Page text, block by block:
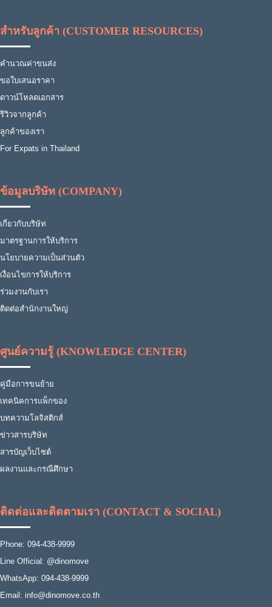
สำหรับลูกค้า (CUSTOMER RESOURCES)
คำนวณค่าขนส่ง
ขอใบเสนอราคา
ดาวน์โหลดเอกสาร
รีวิวจากลูกค้า
ลูกค้าของเรา
For Expats in Thailand
ข้อมูลบริษัท (COMPANY)
เกี่ยวกับบริษัท
มาตรฐานการให้บริการ
นโยบายความเป็นส่วนตัว
เงื่อนไขการให้บริการ
ร่วมงานกับเรา
ติดต่อสำนักงานใหญ่
ศูนย์ความรู้ (KNOWLEDGE CENTER)
คู่มือการขนย้าย
เทคนิคการแพ็กของ
บทความโลจิสติกส์
ข่าวสารบริษัท
สารบัญเว็บไซต์
ผลงานและกรณีศึกษา
ติดต่อและติดตามเรา (CONTACT & SOCIAL)
Phone: 094-438-9999
Line Official: @dinomove
WhatsApp: 094-438-9999
Email: info@dinomove.co.th